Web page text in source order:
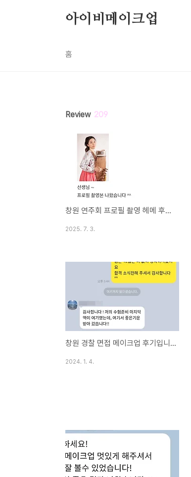
아이비메이크업
홈
Review 209
창원 연주회 프로필 촬영 헤메 후기 입니다.
2025. 7. 3.
창원 경찰 면접 메이크업 후기입니다!!
2024. 1. 4.